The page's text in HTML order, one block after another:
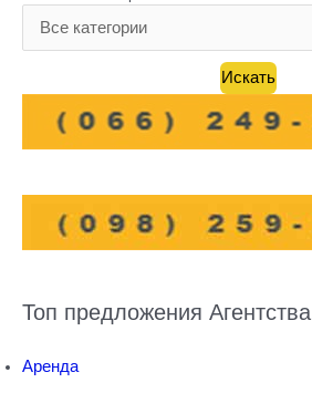
Топ предложения Агентства
Аренда